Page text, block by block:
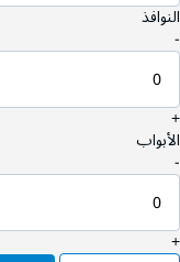
النوافذ
-
+
الأبواب
-
+